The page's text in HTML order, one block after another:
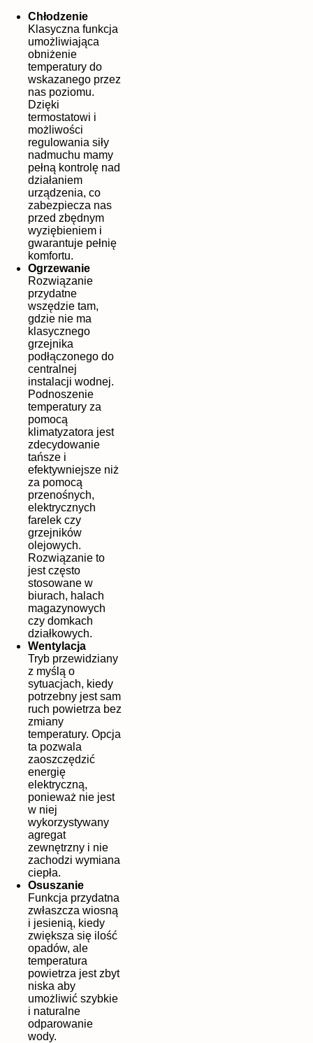
Chłodzenie
Klasyczna funkcja
umożliwiająca
obniżenie
temperatury do
wskazanego przez
nas poziomu.
Dzięki
termostatowi i
możliwości
regulowania siły
nadmuchu mamy
pełną kontrolę nad
działaniem
urządzenia, co
zabezpiecza nas
przed zbędnym
wyziębieniem i
gwarantuje pełnię
komfortu.
Ogrzewanie
Rozwiązanie
przydatne
wszędzie tam,
gdzie nie ma
klasycznego
grzejnika
podłączonego do
centralnej
instalacji wodnej.
Podnoszenie
temperatury za
pomocą
klimatyzatora jest
zdecydowanie
tańsze i
efektywniejsze niż
za pomocą
przenośnych,
elektrycznych
farelek czy
grzejników
olejowych.
Rozwiązanie to
jest często
stosowane w
biurach, halach
magazynowych
czy domkach
działkowych.
Wentylacja
Tryb przewidziany
z myślą o
sytuacjach, kiedy
potrzebny jest sam
ruch powietrza bez
zmiany
temperatury. Opcja
ta pozwala
zaoszczędzić
energię
elektryczną,
ponieważ nie jest
w niej
wykorzystywany
agregat
zewnętrzny i nie
zachodzi wymiana
ciepła.
Osuszanie
Funkcja przydatna
zwłaszcza wiosną
i jesienią, kiedy
zwiększa się ilość
opadów, ale
temperatura
powietrza jest zbyt
niska aby
umożliwić szybkie
i naturalne
odparowanie
wody.